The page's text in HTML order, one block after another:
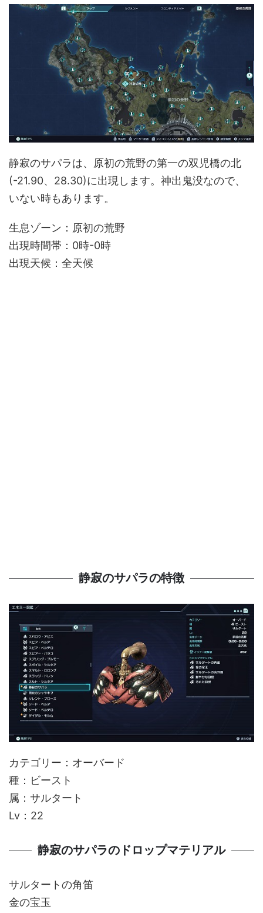
静寂のサパラは、原初の荒野の第一の双児橋の北
(-21.90、28.30)に出現します。神出鬼没なので、
いない時もあります。
生息ゾーン：原初の荒野
出現時間帯：0時-0時
出現天候：全天候
静寂のサパラの特徴
カテゴリー：オーバード
種：ビースト
属：サルタート
Lv：22
静寂のサパラのドロップマテリアル
サルタートの角笛
金の宝玉